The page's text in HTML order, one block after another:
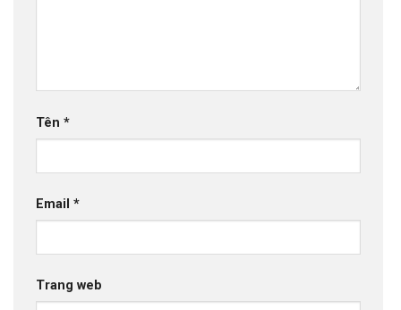
Tên *
Email *
Trang web